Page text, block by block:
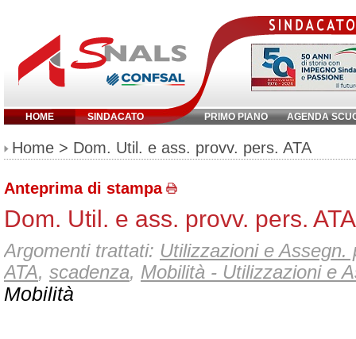
HOME SINDACATO PRIMO PIANO AGENDA
Inserisci parola chiave:
Home > Dom. Util. e ass. provv. pers. ATA
Anteprima di stampa
Dom. Util. e ass. provv. pers. ATA
Argomenti trattati: Utilizzazioni e Assegn.
ATA, scadenza, Mobilità - Utilizzazioni e
Mobilità